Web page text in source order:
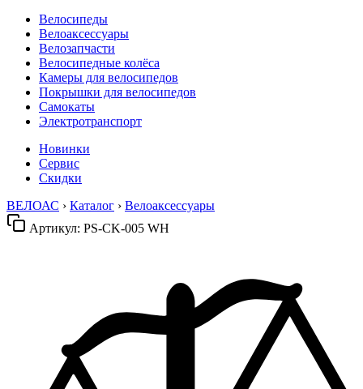
Велосипеды
Велоаксессуары
Велозапчасти
Велосипедные колёса
Камеры для велосипедов
Покрышки для велосипедов
Самокаты
Электротранспорт
Новинки
Сервис
Скидки
ВЕЛОАС › Каталог › Велоаксессуары
Артикул: PS-CK-005 WH